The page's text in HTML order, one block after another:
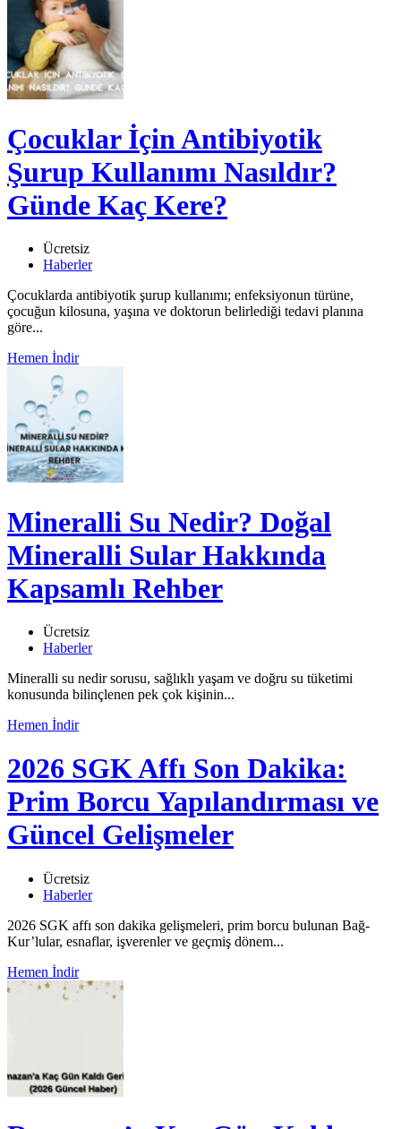
Çocuklar İçin Antibiyotik
Şurup Kullanımı Nasıldır?
Günde Kaç Kere?
Ücretsiz
Haberler
Çocuklarda antibiyotik şurup kullanımı; enfeksiyonun türüne,
çocuğun kilosuna, yaşına ve doktorun belirlediği tedavi planına
göre...
Hemen İndir
Mineralli Su Nedir? Doğal
Mineralli Sular Hakkında
Kapsamlı Rehber
Ücretsiz
Haberler
Mineralli su nedir sorusu, sağlıklı yaşam ve doğru su tüketimi
konusunda bilinçlenen pek çok kişinin...
Hemen İndir
2026 SGK Affı Son Dakika:
Prim Borcu Yapılandırması ve
Güncel Gelişmeler
Ücretsiz
Haberler
2026 SGK affı son dakika gelişmeleri, prim borcu bulunan Bağ-
Kur’lular, esnaflar, işverenler ve geçmiş dönem...
Hemen İndir